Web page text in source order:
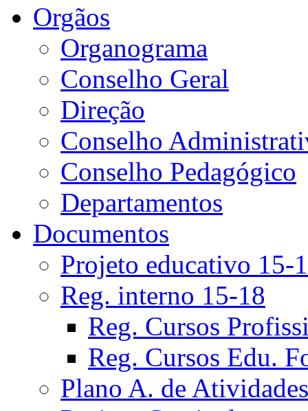
Orgãos
Organograma
Conselho Geral
Direção
Conselho
Conselho Pedagógico
Departamentos
Documentos
Projeto educativo 15-
Reg. interno 15-18
Reg. Cursos
Reg. Cursos Edu.
Plano A. de Atividades